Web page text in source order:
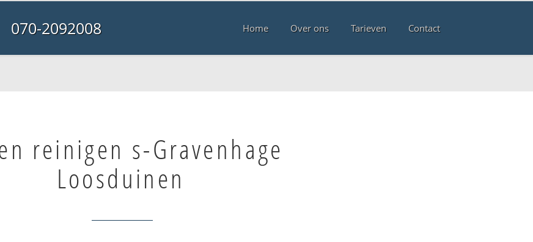
070-2092008 Home Over ons Tarieven Contact
reinigen s-Gravenhage
Loosduinen